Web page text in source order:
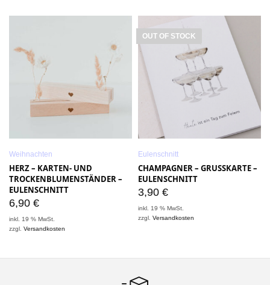
Weihnachten
HERZ – KARTEN- UND
TROCKENBLUMENSTÄNDER –
EULENSCHNITT
6,90 €
inkl. 19 % MwSt.
zzgl.Versandkosten
OUT OF STOCK
Eulenschnitt
CHAMPAGNER – GRUSSKARTE – E
ULENSCHNITT
3,90 €
inkl. 19 % MwSt.
zzgl.Versandkosten